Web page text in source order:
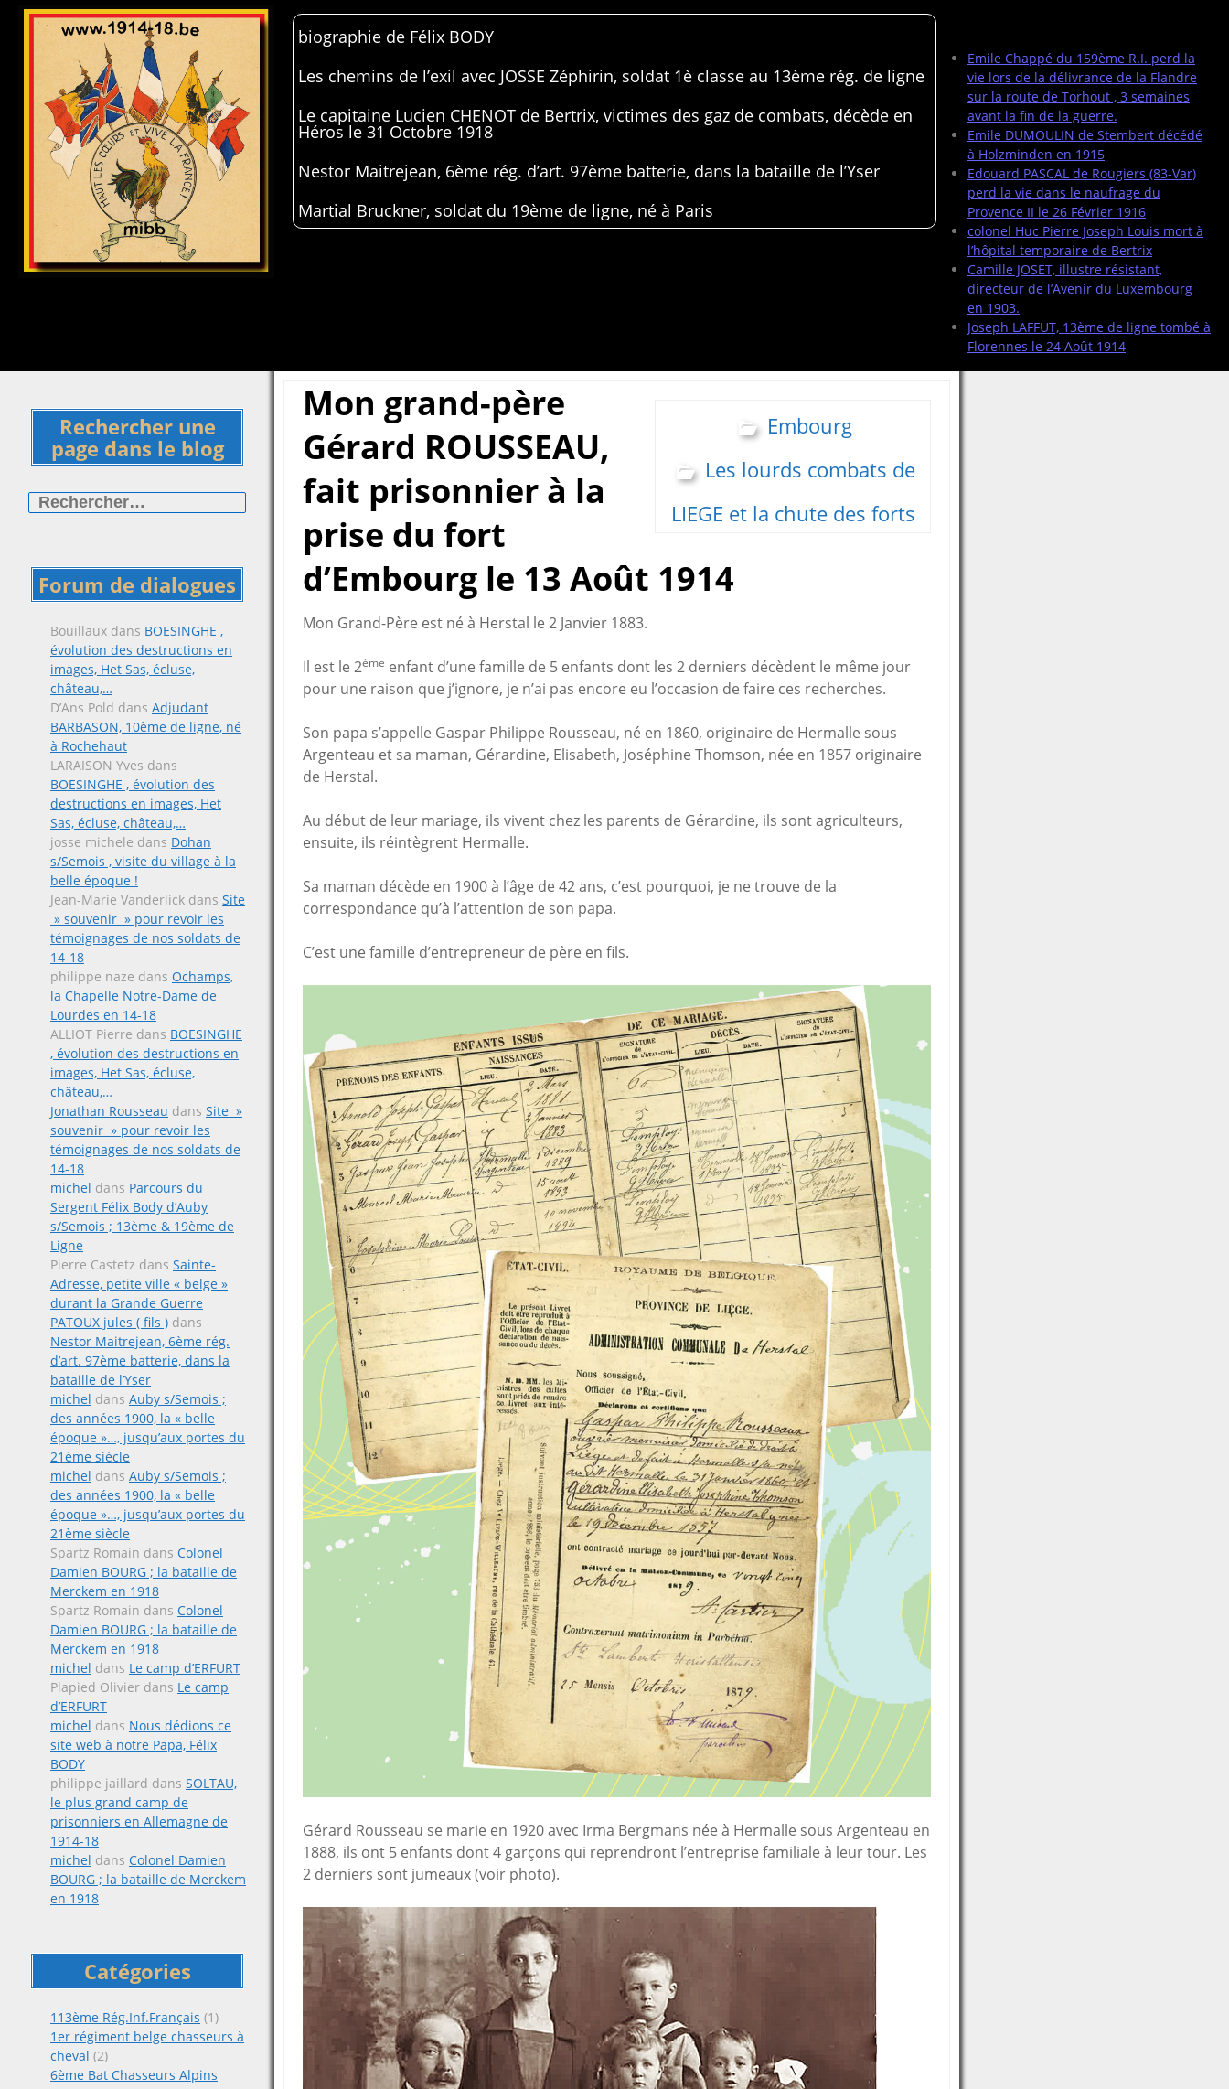
Emile Chappé du 159ème R.I. perd la
vie lors de la délivrance de la Flandre
sur la route de Torhout , 3 semaines
avant la fin de la guerre.
Emile DUMOULIN de Stembert décédé
à Holzminden en 1915
Edouard PASCAL de Rougiers (83-Var)
perd la vie dans le naufrage du
Provence II le 26 Février 1916
colonel Huc Pierre Joseph Louis mort à
l’hôpital temporaire de Bertrix
Camille JOSET, illustre résistant,
directeur de l’Avenir du Luxembourg
en 1903.
Joseph LAFFUT, 13ème de ligne tombé à
Florennes le 24 Août 1914
biographie de Félix BODY
Les chemins de l’exil avec JOSSE Zéphirin, soldat 1è classe au 13ème rég. de ligne
Le capitaine Lucien CHENOT de Bertrix, victimes des gaz de combats, décède en
Héros le 31 Octobre 1918
Nestor Maitrejean, 6ème rég. d’art. 97ème batterie, dans la bataille de l’Yser
Martial Bruckner, soldat du 19ème de ligne, né à Paris
Rechercher une
page dans le blog
Forum de dialogues
Bouillaux dans BOESINGHE ,
évolution des destructions en
images, Het Sas, écluse,
château,…
D’Ans Pold dans Adjudant
BARBASON, 10ème de ligne, né
à Rochehaut
LARAISON Yves dans
BOESINGHE , évolution des
destructions en images, Het
Sas, écluse, château,…
josse michele dans Dohan
s/Semois , visite du village à la
belle époque !
Jean-Marie Vanderlick dans Site
» souvenir » pour revoir les
témoignages de nos soldats de
14-18
philippe naze dans Ochamps,
la Chapelle Notre-Dame de
Lourdes en 14-18
ALLIOT Pierre dans BOESINGHE
, évolution des destructions en
images, Het Sas, écluse,
château,…
Jonathan Rousseau dans Site »
souvenir » pour revoir les
témoignages de nos soldats de
14-18
michel dans Parcours du
Sergent Félix Body d’Auby
s/Semois ; 13ème & 19ème de
Ligne
Pierre Castetz dans Sainte-
Adresse, petite ville « belge »
durant la Grande Guerre
PATOUX jules ( fils ) dans
Nestor Maitrejean, 6ème rég.
d’art. 97ème batterie, dans la
bataille de l’Yser
michel dans Auby s/Semois ;
des années 1900, la « belle
époque »…, jusqu’aux portes du
21ème siècle
michel dans Auby s/Semois ;
des années 1900, la « belle
époque »…, jusqu’aux portes du
21ème siècle
Spartz Romain dans Colonel
Damien BOURG ; la bataille de
Merckem en 1918
Spartz Romain dans Colonel
Damien BOURG ; la bataille de
Merckem en 1918
michel dans Le camp d’ERFURT
Plapied Olivier dans Le camp
d’ERFURT
michel dans Nous dédions ce
site web à notre Papa, Félix
BODY
philippe jaillard dans SOLTAU,
le plus grand camp de
prisonniers en Allemagne de
1914-18
michel dans Colonel Damien
BOURG ; la bataille de Merckem
en 1918
Catégories
113ème Rég.Inf.Français (1)
1er régiment belge chasseurs à
cheval (2)
6ème Bat Chasseurs Alpins
Embourg
Les lourds combats de
LIEGE et la chute des forts
Mon grand-père
Gérard ROUSSEAU,
fait prisonnier à la
prise du fort
d’Embourg le 13 Août 1914
Mon Grand-Père est né à Herstal le 2 Janvier 1883.
Il est le 2ème enfant d’une famille de 5 enfants dont les 2 derniers décèdent le même jour
pour une raison que j’ignore, je n’ai pas encore eu l’occasion de faire ces recherches.
Son papa s’appelle Gaspar Philippe Rousseau, né en 1860, originaire de Hermalle sous
Argenteau et sa maman, Gérardine, Elisabeth, Joséphine Thomson, née en 1857 originaire
de Herstal.
Au début de leur mariage, ils vivent chez les parents de Gérardine, ils sont agriculteurs,
ensuite, ils réintègrent Hermalle.
Sa maman décède en 1900 à l’âge de 42 ans, c’est pourquoi, je ne trouve de la
correspondance qu’à l’attention de son papa.
C’est une famille d’entrepreneur de père en fils.
Gérard Rousseau se marie en 1920 avec Irma Bergmans née à Hermalle sous Argenteau en
1888, ils ont 5 enfants dont 4 garçons qui reprendront l’entreprise familiale à leur tour. Les
2 derniers sont jumeaux (voir photo).